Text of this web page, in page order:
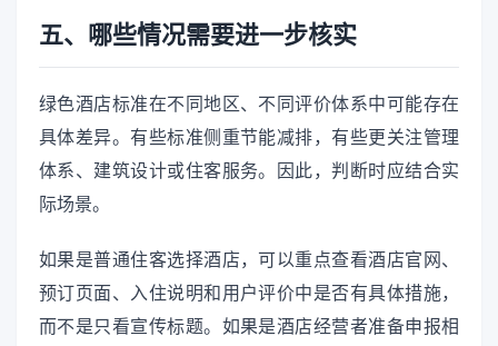
五、哪些情况需要进一步核实
绿色酒店标准在不同地区、不同评价体系中可能存在
具体差异。有些标准侧重节能减排，有些更关注管理
体系、建筑设计或住客服务。因此，判断时应结合实
际场景。
如果是普通住客选择酒店，可以重点查看酒店官网、
预订页面、入住说明和用户评价中是否有具体措施，
而不是只看宣传标题。如果是酒店经营者准备申报相